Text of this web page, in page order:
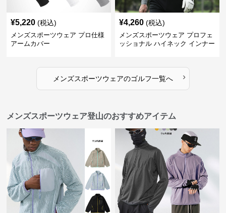
¥5,220 (税込)
メンズスポーツウェア プロ仕様
アームカバー
¥4,260 (税込)
メンズスポーツウェア プロフェ
ッショナル ハイネック インナー
メンズスポーツウェアのゴルフ一覧へ ›
メンズスポーツウェア登山のおすすめアイテム